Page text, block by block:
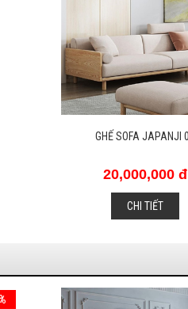
TỦ QUẦN ÁO 23
40,000,000 đ
CHI TIẾT